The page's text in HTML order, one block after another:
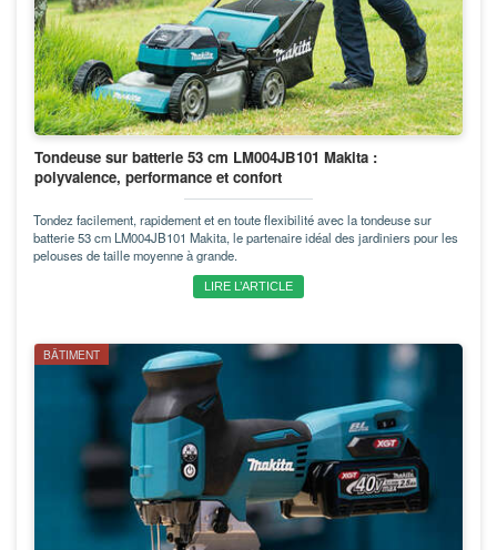
Tondeuse sur batterie 53 cm LM004JB101 Makita :
polyvalence, performance et confort
Tondez facilement, rapidement et en toute flexibilité avec la tondeuse sur
batterie 53 cm LM004JB101 Makita, le partenaire idéal des jardiniers pour les
pelouses de taille moyenne à grande.
LIRE L’ARTICLE
BÂTIMENT